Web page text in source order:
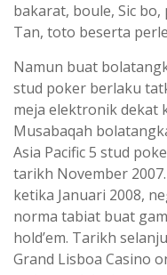
bakarat, boule, Sic
Tan, toto beserta
Namun buat
stud poker berlaku
meja elektronik dekat
Musabaqah
Asia Pacific 5 stud
tarikh November
ketika Januari 2008,
norma tabiat buat
hold’em. Tarikh
Grand Lisboa Casino